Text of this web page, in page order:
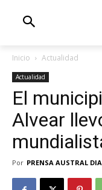
Inicio Actualidad
Actualidad
El
Alvear
Por PRENSA AUSTRAL